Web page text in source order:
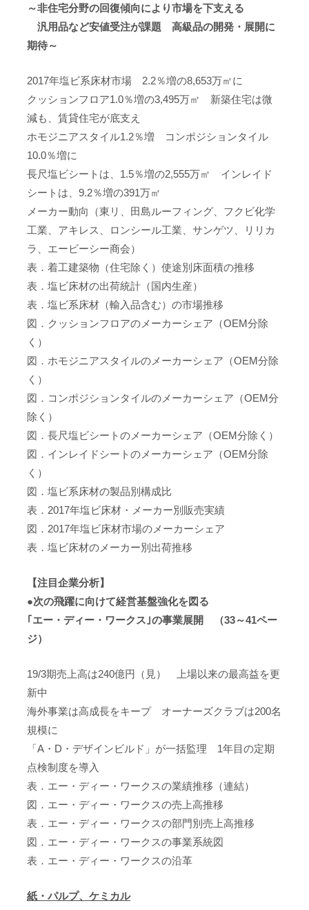
～非住宅分野の回復傾向により市場を下支える
汎用品など安値受注が課題 高級品の開発・展開に
期待～
2017年塩ビ系床材市場 2.2％増の8,653万㎡に
クッションフロア1.0％増の3,495万㎡ 新築住宅は微
減も、賃貸住宅が底支え
ホモジニアスタイル1.2％増 コンポジションタイル
10.0％増に
長尺塩ビシートは、1.5％増の2,555万㎡ インレイド
シートは、9.2％増の391万㎡
メーカー動向（東リ、田島ルーフィング、フクビ化学
工業、アキレス、ロンシール工業、サンゲツ、リリカ
ラ、エービーシー商会）
表．着工建築物（住宅除く）使途別床面積の推移
表．塩ビ床材の出荷統計（国内生産）
表．塩ビ系床材（輸入品含む）の市場推移
図．クッションフロアのメーカーシェア（OEM分除
く）
図．ホモジニアスタイルのメーカーシェア（OEM分除
く）
図．コンポジションタイルのメーカーシェア（OEM分
除く）
図．長尺塩ビシートのメーカーシェア（OEM分除く）
図．インレイドシートのメーカーシェア（OEM分除
く）
図．塩ビ系床材の製品別構成比
表．2017年塩ビ床材・メーカー別販売実績
図．2017年塩ビ床材市場のメーカーシェア
表．塩ビ床材のメーカー別出荷推移
【注目企業分析】
●次の飛躍に向けて経営基盤強化を図る
｢エー・ディー・ワークス｣の事業展開 （33～41ペー
ジ）
19/3期売上高は240億円（見） 上場以来の最高益を更
新中
海外事業は高成長をキープ オーナーズクラブは200名
規模に
「A・D・デザインビルド」が一括監理 1年目の定期
点検制度を導入
表．エー・ディー・ワークスの業績推移（連結）
図．エー・ディー・ワークスの売上高推移
表．エー・ディー・ワークスの部門別売上高推移
図．エー・ディー・ワークスの事業系統図
表．エー・ディー・ワークスの沿革
紙・パルプ、ケミカル